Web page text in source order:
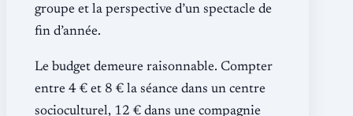
groupe et la perspective d’un spectacle de
fin d’année.
Le budget demeure raisonnable. Compter
entre 4 € et 8 € la séance dans un centre
socioculturel, 12 € dans une compagnie